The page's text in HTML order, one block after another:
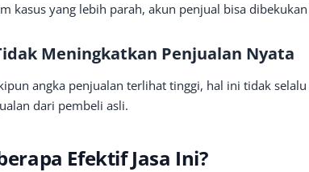
kasus yang lebih parah, akun penjual bisa
Meningkatkan Penjualan Nyata
angka penjualan terlihat tinggi, hal ini tidak
dari pembeli asli.
Efektif Jasa Ini?